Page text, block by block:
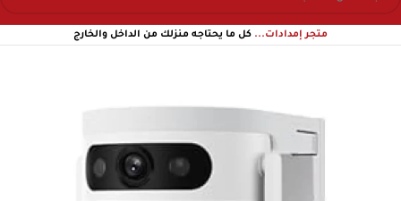
متجر إمدادات... كل ما يحتاجه منزلك من الداخل والخارج